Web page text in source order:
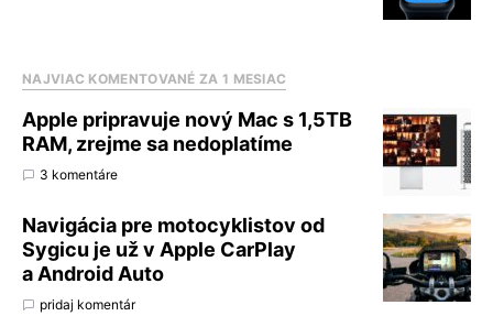
NAJVIAC KOMENTOVANÉ ZA 1 MESIAC
Apple pripravuje nový Mac s 1,5TB
RAM, zrejme sa nedoplatíme
3 komentáre
Navigácia pre motocyklistov od
Sygicu je už v Apple CarPlay
a Android Auto
pridaj komentár